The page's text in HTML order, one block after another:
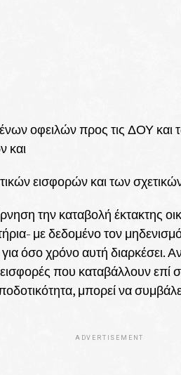
οφειλών προς τις ΔΟΥ και
και
εισφορών και των
την καταβολή έκτακτης
με δεδομένο τον
για όσο χρόνο αυτή
εισφορές που καταβάλλουν
μπορεί να
ADVERTISEMENT